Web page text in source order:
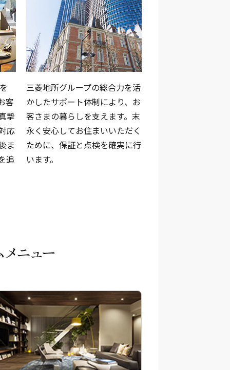
客
摯
応
ま
追
三菱地所グループの総合力を活
かしたサポート体制により、お
客さまの暮らしを支えます。末
永く安心してお住まいいただく
ために、保証と点検を確実に行
います。